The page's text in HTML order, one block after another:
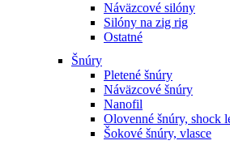
Náväzcové silóny
Silóny na zig rig
Ostatné
Šnúry
Pletené šnúry
Náväzcové šnúry
Nanofil
Olovenné šnúry, shock
Šokové šnúry, vlasce